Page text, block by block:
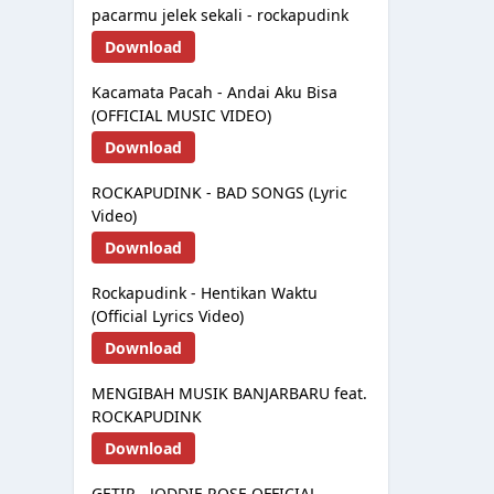
pacarmu jelek sekali - rockapudink
Download
Kacamata Pacah - Andai Aku Bisa
(OFFICIAL MUSIC VIDEO)
Download
ROCKAPUDINK - BAD SONGS (Lyric
Video)
Download
Rockapudink - Hentikan Waktu
(Official Lyrics Video)
Download
MENGIBAH MUSIK BANJARBARU feat.
ROCKAPUDINK
Download